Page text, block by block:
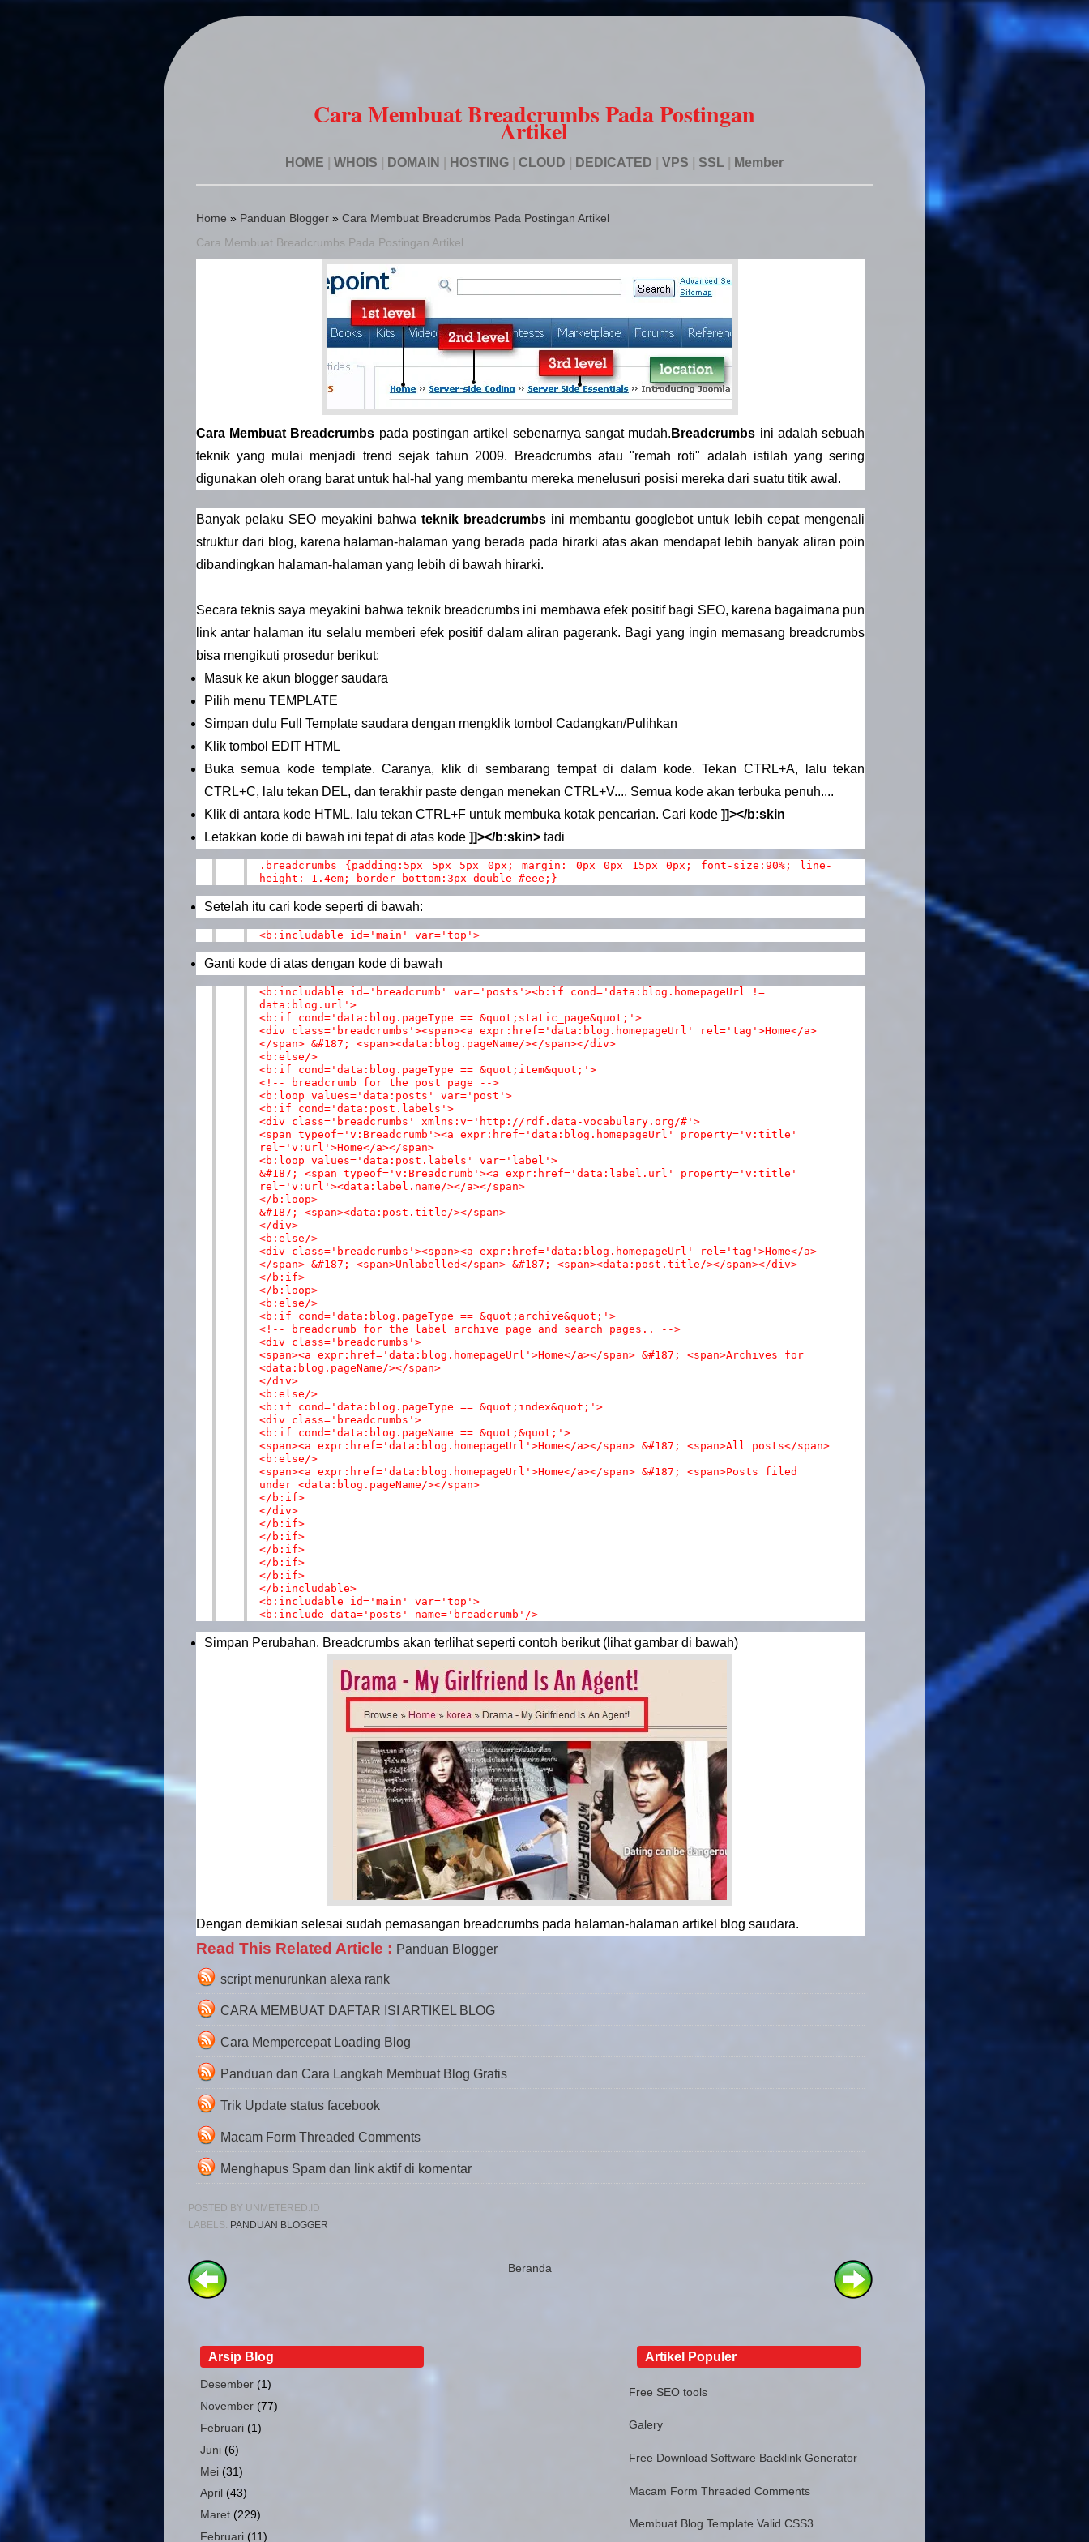
Cara Membuat Breadcrumbs Pada Postingan
Artikel
HOME WHOIS DOMAIN HOSTING| CLOUD DEDICATED VPS SSL Member
Home » Panduan Blogger» Cara Membuat Breadcrumbs Pada Postingan Artikel
Cara Membuat Breadcrumbs Pada Postingan Artikel
Cara Membuat Breadcrumbs pada postingan artikel sebenarnya sangat mudah. Breadcrumbs ini adalah sebuah
teknik yang mulai menjadi trend sejak tahun 2009. Breadcrumbs atau "remah roti" adalah istilah yang sering
digunakan oleh orang barat untuk hal-hal yang membantu mereka menelusuri posisi mereka dari suatu titik awal.
Banyak pelaku SEO meyakini bahwa teknik breadcrumbsini membantu googlebot untuk lebih cepat mengenali
struktur dari blog, karena halaman-halaman yang berada pada hirarki atas akan mendapat lebih banyak aliran poin
dibandingkan halaman-halaman yang lebih di bawah hirarki.
Secara teknis saya meyakini bahwa teknik breadcrumbs ini membawa efek positif bagi SEO, karena bagaimana pun
link antar halaman itu selalu memberi efek positif dalam aliran pagerank. Bagi yang ingin memasang breadcrumbs
bisa mengikuti prosedur berikut:
Masuk ke akun blogger saudara
Pilih menu TEMPLATE
Simpan dulu Full Template saudara dengan mengklik tombol Cadangkan/Pulihkan
Klik tombol EDIT HTML
Buka semua kode template. Caranya, klik di sembarang tempat di dalam kode. Tekan CTRL+A, lalu tekan
CTRL+C, lalu tekan DEL, dan terakhir paste dengan menekan CTRL+V.... Semua kode akan terbuka penuh....
Klik di antara kode HTML, lalu tekan CTRL+F untuk membuka kotak pencarian. Cari kode ]]></b:skin
Letakkan kode di bawah ini tepat di atas kode ]]></b:skin>tadi
.breadcrumbs {padding:5px 5px 5px 0px; margin: 0px 0px 15px 0px; font-size:90%; line-
height: 1.4em; border-bottom:3px double #eee;}
Setelah itu cari kode seperti di bawah:
<b:includable id='main' var='top'>
Ganti kode di atas dengan kode di bawah
<b:includable id='breadcrumb' var='posts'><b:if cond='data:blog.homepageUrl !=
data:blog.url'>
<b:if cond='data:blog.pageType == &quot;static_page&quot;'>
<div class='breadcrumbs'><span><a expr:href='data:blog.homepageUrl' rel='tag'>Home</a>
</span> &#187; <span><data:blog.pageName/></span></div>
<b:else/>
<b:if cond='data:blog.pageType == &quot;item&quot;'>
<!-- breadcrumb for the post page -->
<b:loop values='data:posts' var='post'>
<b:if cond='data:post.labels'>
<div class='breadcrumbs' xmlns:v='http://rdf.data-vocabulary.org/#'>
<span typeof='v:Breadcrumb'><a expr:href='data:blog.homepageUrl' property='v:title'
rel='v:url'>Home</a></span>
<b:loop values='data:post.labels' var='label'>
&#187; <span typeof='v:Breadcrumb'><a expr:href='data:label.url' property='v:title'
rel='v:url'><data:label.name/></a></span>
</b:loop>
&#187; <span><data:post.title/></span>
</div>
<b:else/>
<div class='breadcrumbs'><span><a expr:href='data:blog.homepageUrl' rel='tag'>Home</a>
</span> &#187; <span>Unlabelled</span> &#187; <span><data:post.title/></span></div>
</b:if>
</b:loop>
<b:else/>
<b:if cond='data:blog.pageType == &quot;archive&quot;'>
<!-- breadcrumb for the label archive page and search pages.. -->
<div class='breadcrumbs'>
<span><a expr:href='data:blog.homepageUrl'>Home</a></span> &#187; <span>Archives for
<data:blog.pageName/></span>
</div>
<b:else/>
<b:if cond='data:blog.pageType == &quot;index&quot;'>
<div class='breadcrumbs'>
<b:if cond='data:blog.pageName == &quot;&quot;'>
<span><a expr:href='data:blog.homepageUrl'>Home</a></span> &#187; <span>All posts</span>
<b:else/>
<span><a expr:href='data:blog.homepageUrl'>Home</a></span> &#187; <span>Posts filed
under <data:blog.pageName/></span>
</b:if>
</div>
</b:if>
</b:if>
</b:if>
</b:if>
</b:if>
</b:includable>
<b:includable id='main' var='top'>
<b:include data='posts' name='breadcrumb'/>
Simpan Perubahan. Breadcrumbs akan terlihat seperti contoh berikut (lihat gambar di bawah)
Dengan demikian selesai sudah pemasangan breadcrumbs pada halaman-halaman artikel blog saudara.
Read This Related Article : Panduan Blogger
script menurunkan alexa rank
CARA MEMBUAT DAFTAR ISI ARTIKEL BLOG
Cara Mempercepat Loading Blog
Panduan dan Cara Langkah Membuat Blog Gratis
Trik Update status facebook
Macam Form Threaded Comments
Menghapus Spam dan link aktif di komentar
POSTED BY UNMETERED.ID
LABELS: PANDUAN BLOGGER
Beranda
Arsip Blog
Desember(1)
November(77)
Februari(1)
Juni(6)
Mei(31)
April(43)
Maret(229)
Februari(11)
Artikel Populer
Free SEO tools
Galery
Free Download Software Backlink Generator
Macam Form Threaded Comments
Membuat Blog Template Valid CSS3